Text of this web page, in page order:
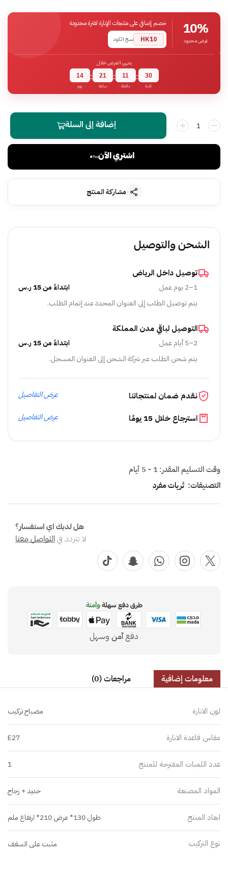
10%
عرض محدود
خصم إضافي على منتجات الإنارة لفترة محدودة
HK10
نسخ الكود
ينتهي العرض خلال
14
يوم
: 21
ساعة
: 11
دقيقة
: 29
ثانية
إضافة إلى السلة
اشتري الآن
مشاركة المنتج
الشحن والتوصيل
توصيل داخل الرياض
1–2 يوم عمل
ابتداءً من 15 ر.س
يتم توصيل الطلب إلى العنوان المحدد عند إتمام الطلب.
التوصيل لباقي مدن المملكة
2–5 أيام عمل
ابتداءً من 15 ر.س
يتم شحن الطلب عبر شركة الشحن إلى العنوان المسجل.
نقدم ضمان لمنتجاتنا عرض التفاصيل
استرجاع خلال 15 يومًا عرض التفاصيل
وقت التسليم المقدر:1 - 5 أيام
التصنيفات: ثريات مفرد
هل لديك اي استفسار؟
لا تتردد فيالتواصل معنا
طرق دفع سهلةوآمنة
دفعآمن وسهل
معلومات إضافية مراجعات (0)
لون الانارة مصباح تركيب
مقاس قاعدة الانارة E27
عدد اللمبات المقترحة للمنتج 1
المواد المصنعة حديد + زجاج
ابعاد المنتج طول 130* عرض 210* ارتفاع ملم
نوع التركيب مثبت على السقف